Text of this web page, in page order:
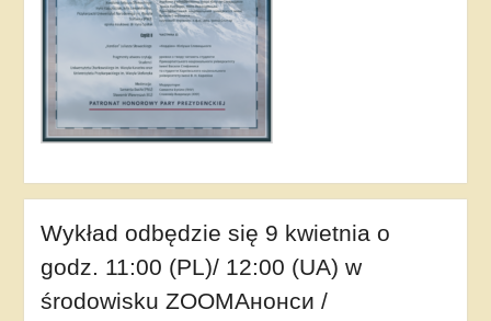
Wykład odbędzie się 9 kwietnia o
godz. 11:00 (PL)/ 12:00 (UA) w
środowisku ZOOMАнонси /